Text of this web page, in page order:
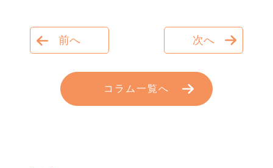
前へ 次へ
コラム一覧へ